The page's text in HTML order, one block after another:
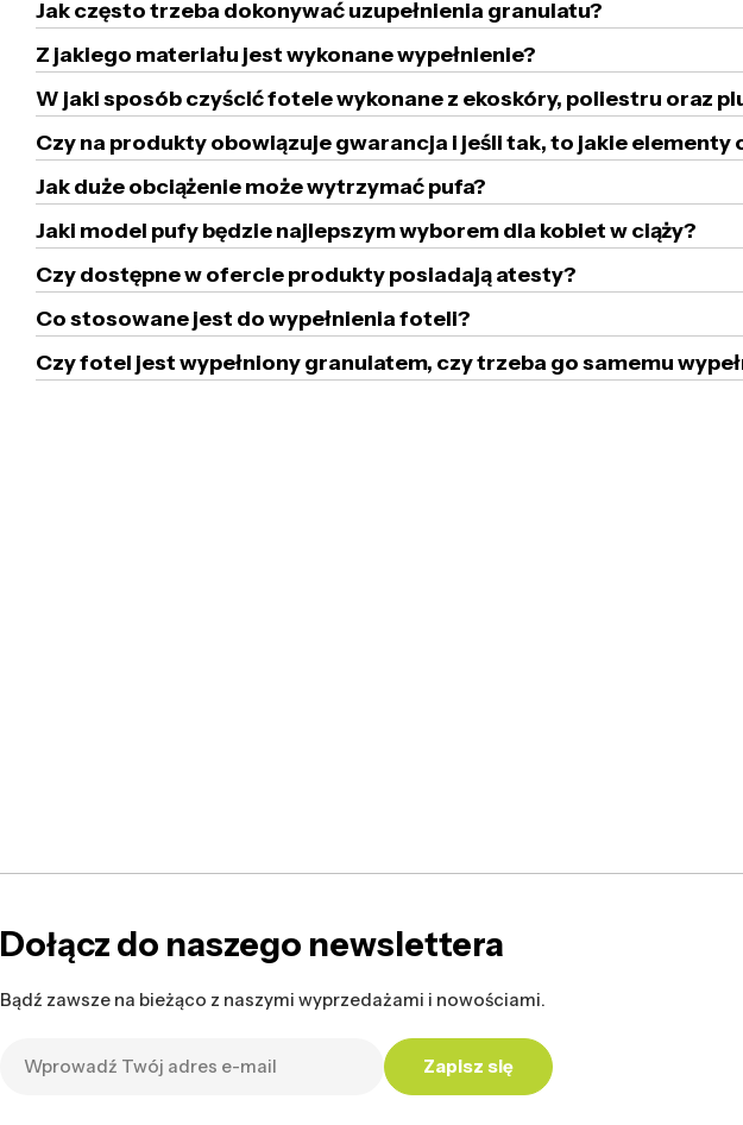
Jak często trzeba dokonywać uzupełnienia granulatu?
Z jakiego materiału jest wykonane wypełnienie?
W jaki sposób czyścić fotele wykonane z ekoskóry, poliestru oraz
Czy na produkty obowiązuje gwarancja i jeśli tak, to jakie elementy
Jak duże obciążenie może wytrzymać pufa?
Jaki model pufy będzie najlepszym wyborem dla kobiet w ciąży?
Czy dostępne w ofercie produkty posiadają atesty?
Co stosowane jest do wypełnienia foteli?
Czy fotel jest wypełniony granulatem, czy trzeba go samemu
Dołącz do naszego newslettera
Bądź zawsze na bieżąco z naszymi wyprzedażami i nowościami.
Zapisz się